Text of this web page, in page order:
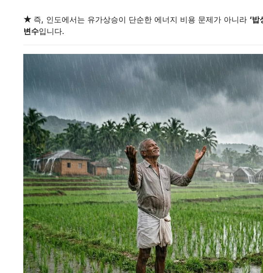
★ 즉, 인도에서는 유가상승이 단순한 에너지 비용 문제가 아니라 ‘
변수입니다.